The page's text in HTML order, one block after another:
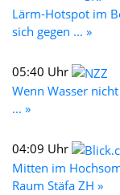
Lärm-Hotspot im
sich gegen ... »
05:40 Uhr
Wenn Wasser
... »
04:09 Uhr
Mitten im
Raum Stäfa ZH »